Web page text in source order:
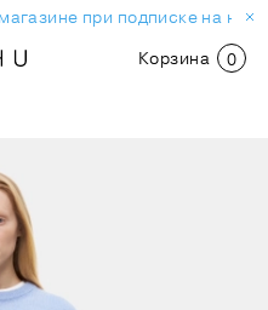
при подписке на
Корзина 0